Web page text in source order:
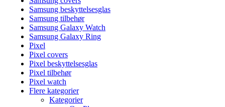
Samsung beskyttelsesglas
Samsung tilbehør
Samsung Galaxy Watch
Samsung Galaxy Ring
Pixel
Pixel covers
Pixel beskyttelsesglas
Pixel tilbehør
Pixel watch
Flere kategorier
Kategorier